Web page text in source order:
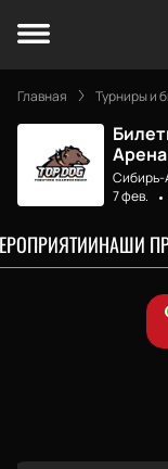
Главная Турниры и
Арена
Сибирь-
7 фев.
НАШИ